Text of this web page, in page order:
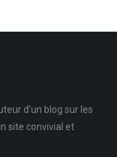
d’un blog sur les
site convivial et